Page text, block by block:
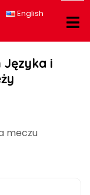
English
Języka i
meczu